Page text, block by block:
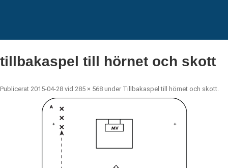
tillbakaspel till hörnet och skott
Publicerat 2015-04-28 vid 285 × 568 under Tillbakaspel till hörnet och skott.